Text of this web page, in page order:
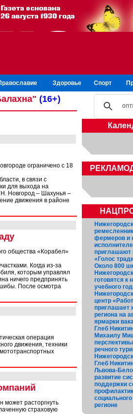
Здоровье Спорт
(16+)
ограничено с 18
в связи с
для выхода на
Новгород – Шахунья –
движения в районе
общества «Корабел»
Когда из-за
которым управлял
ничего предпринять
После осмотра
операция
движения, техники
может расторгнуть
страховую
фермеров и
приглашают
«Голос
Около 800
готовятся к
учебного
центр
приглашает
региона на
ярмарки
Глеб
Михаилу
речного
Глеб
Львова-
развитие
поддержки
регионе